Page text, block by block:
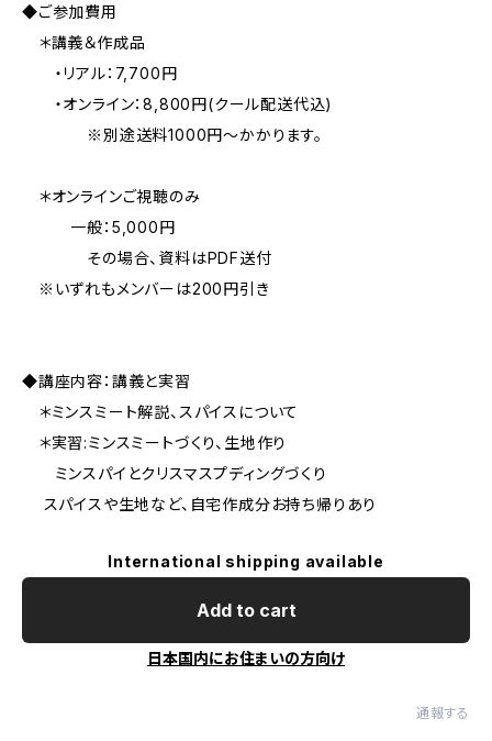
◆ご参加費用
＊講義＆作成品
・リアル：7,700円
・オンライン：8,800円(クール配送代込)
※別途送料1000円～かかります。
＊オンラインご視聴のみ
一般：5,000円
その場合、資料はPDF送付
※いずれもメンバーは200円引き
◆講座内容：講義と実習
＊ミンスミート解説、スパイスについて
＊実習:ミンスミートづくり、生地作り
ミンスパイとクリスマスプディングづくり
スパイスや生地など、自宅作成分お持ち帰りあり
International shipping available
Add to cart
日本国内にお住まいの方向け
通報する